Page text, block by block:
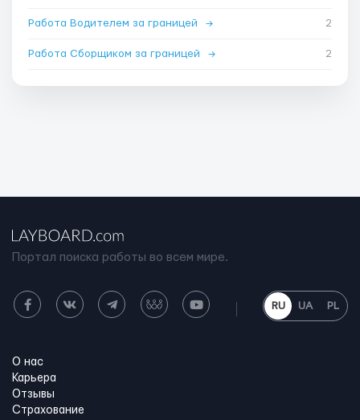
Работа Водителем за границей → 2
Работа Сборщиком за границей → 2
Портал поиска работы во всем мире.
RU UA PL
О нас
Карьера
Отзывы
Страхование